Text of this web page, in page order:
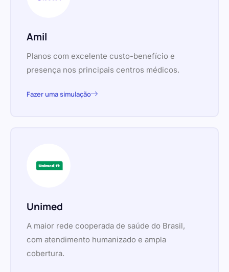
Amil
Planos com excelente custo-benefício e
presença nos principais centros médicos.
Fazer uma simulação
Unimed
A maior rede cooperada de saúde do Brasil,
com atendimento humanizado e ampla
cobertura.